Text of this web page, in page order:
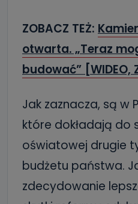
ZOBACZ TEŻ:
otwarta. „Teraz
budować” [WIDEO,
Jak zaznacza, są w
które dokładają do
oświatowej drugie
budżetu państwa.
zdecydowanie